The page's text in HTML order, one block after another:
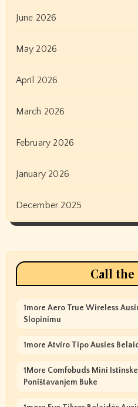
June 2026
May 2026
April 2026
March 2026
February 2026
January 2026
December 2025
Call
1more Aero True Wireless
Slopinimu
1more Atviro Tipo Ausies
1More Comfobuds Mini
Poništavanjem Buke